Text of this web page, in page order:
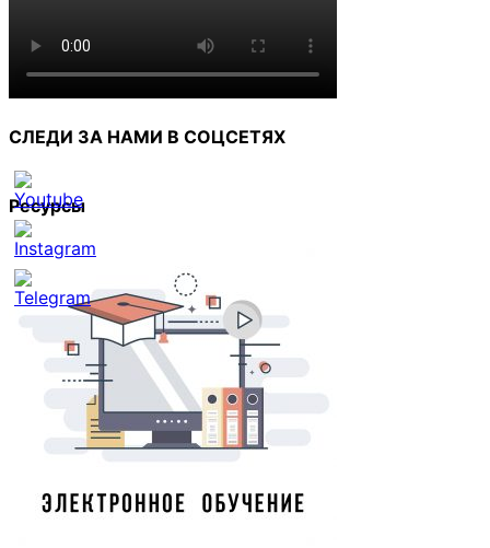
СЛЕДИ ЗА НАМИ В СОЦСЕТЯХ
Set
Youtube
Channel
Ресурсы